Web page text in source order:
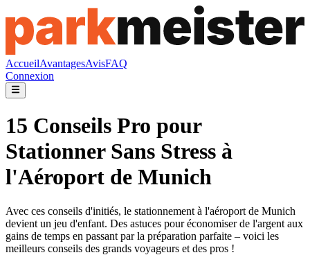
AccueilAvantagesAvisFAQ
Connexion
15 Conseils Pro pour
Stationner Sans Stress à
l'Aéroport de Munich
Avec ces conseils d'initiés, le stationnement à l'aéroport de Munich
devient un jeu d'enfant. Des astuces pour économiser de l'argent aux
gains de temps en passant par la préparation parfaite – voici les
meilleurs conseils des grands voyageurs et des pros !